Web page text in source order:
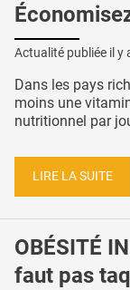
Actualité publiée il y
Dans les pays
moins une
nutritionnel par
LIRE LA SUITE
OBÉSITÉ
faut pas